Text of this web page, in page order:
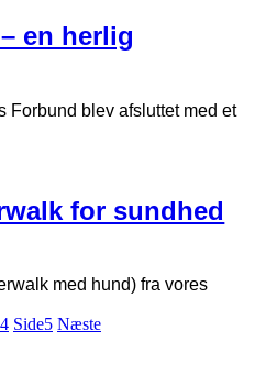
en herlig
Forbund blev afsluttet med et
for sundhed
med hund) fra vores
4 Side5 Næste